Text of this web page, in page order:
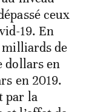
ceux
19. En
de
dollars en
en 2019.
par la